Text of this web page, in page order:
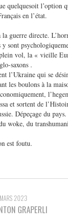
quelquesoit l’option
en l’état.
la guerre directe.
y sont
vol, la « vieille
saxons .
l’Ukraine qui se
les boulons à la
et sortent de
Dépeçage du
woke, du
est foutu.
2023
GRAPERLI